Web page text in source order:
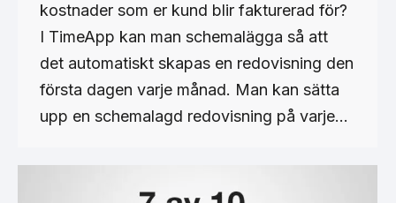
kostnader som er kund blir fakturerad för?
I TimeApp kan man schemalägga så att
det automatiskt skapas en redovisning den
första dagen varje månad. Man kan sätta
upp en schemalagd redovisning på varje…